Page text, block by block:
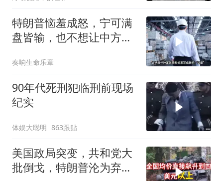
特朗普恼羞成怒，宁可满
盘皆输，也不想让中方供
奏响生命乐章
90年代死刑犯临刑前现场
纪实
体娱大聪明 863跟贴
美国政局突变，共和党大
批倒戈，特朗普沦为弃